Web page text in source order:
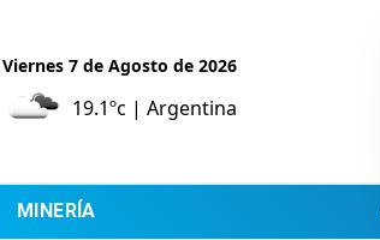
Viernes 7 de Agosto de 2026
19.1ºc | Argentina
MINERÍA